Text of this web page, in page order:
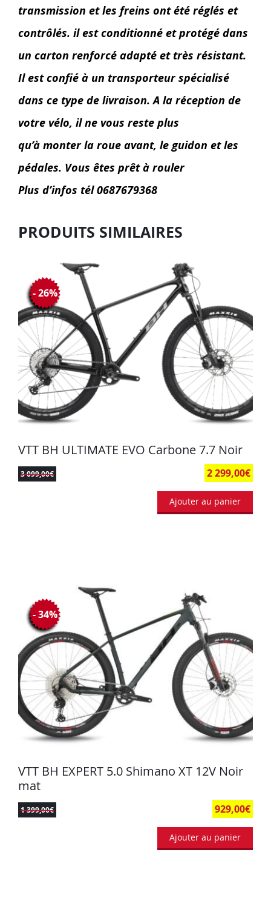
transmission et les freins ont été réglés et
contrôlés. il est conditionné et protégé dans
un carton renforcé adapté et très résistant.
Il est confié à un transporteur spécialisé
dans ce type de livraison. A la réception de
votre vélo, il ne vous reste plus
qu’à monter la roue avant, le guidon et les
pédales. Vous êtes prêt à rouler
Plus d’infos tél 0687679368
PRODUITS SIMILAIRES
VTT BH ULTIMATE EVO Carbone 7.7 Noir
3 099,00€ 2 299,00€
- 26%
Ajouter au panier
VTT BH EXPERT 5.0 Shimano XT 12V Noir
mat
1 399,00€ 929,00€
- 34%
Ajouter au panier